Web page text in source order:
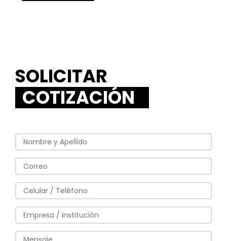
SOLICITAR
COTIZACIÓN